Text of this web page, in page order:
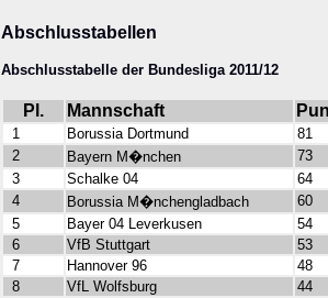
Abschlusstabellen
Abschlusstabelle der Bundesliga 2011/12
Pl. Mannschaft
1 Borussia Dortmund
81
2
Bayern M�nchen
73
3
Schalke 04
64
4
Borussia M�nchengladbach
60
5
Bayer 04 Leverkusen
54
6
VfB Stuttgart
53
7
Hannover 96
48
8
VfL Wolfsburg
44